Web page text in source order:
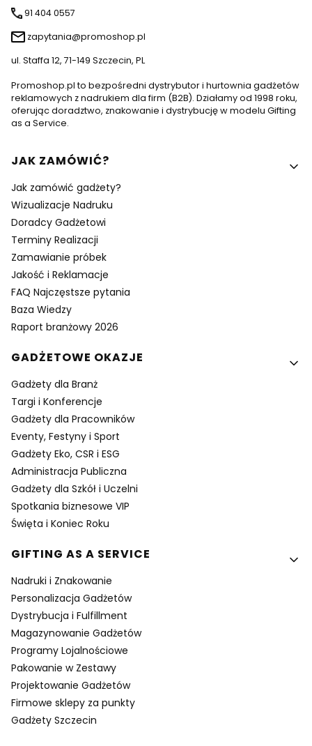
91 404 0557
zapytania@promoshop.pl
ul. Staffa 12, 71-149 Szczecin, PL
Promoshop.pl to bezpośredni dystrybutor i hurtownia gadżetów
reklamowych z nadrukiem dla firm (B2B). Działamy od 1998 roku,
oferując doradztwo, znakowanie i dystrybucję w modelu Gifting
as a Service.
Linki w stopce
JAK ZAMÓWIĆ?
Jak zamówić gadżety?
Wizualizacje Nadruku
Doradcy Gadżetowi
Terminy Realizacji
Zamawianie próbek
Jakość i Reklamacje
FAQ Najczęstsze pytania
Baza Wiedzy
Raport branżowy 2026
GADŻETOWE OKAZJE
Gadżety dla Branż
Targi i Konferencje
Gadżety dla Pracowników
Eventy, Festyny i Sport
Gadżety Eko, CSR i ESG
Administracja Publiczna
Gadżety dla Szkół i Uczelni
Spotkania biznesowe VIP
Święta i Koniec Roku
GIFTING AS A SERVICE
Nadruki i Znakowanie
Personalizacja Gadżetów
Dystrybucja i Fulfillment
Magazynowanie Gadżetów
Programy Lojalnościowe
Pakowanie w Zestawy
Projektowanie Gadżetów
Firmowe sklepy za punkty
Gadżety Szczecin